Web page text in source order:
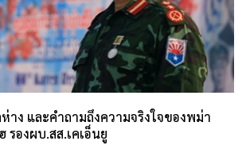
าง และคำถามถึงความจริงใจของพม่า
รองผบ.สส.เคเอ็นยู